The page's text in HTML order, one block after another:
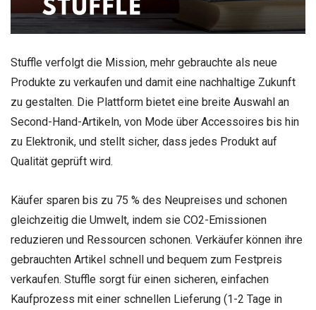
Stuffle verfolgt die Mission, mehr gebrauchte als neue
Produkte zu verkaufen und damit eine nachhaltige Zukunft
zu gestalten. Die Plattform bietet eine breite Auswahl an
Second-Hand-Artikeln, von Mode über Accessoires bis hin
zu Elektronik, und stellt sicher, dass jedes Produkt auf
Qualität geprüft wird.
Käufer sparen bis zu 75 % des Neupreises und schonen
gleichzeitig die Umwelt, indem sie CO2-Emissionen
reduzieren und Ressourcen schonen. Verkäufer können ihre
gebrauchten Artikel schnell und bequem zum Festpreis
verkaufen. Stuffle sorgt für einen sicheren, einfachen
Kaufprozess mit einer schnellen Lieferung (1-2 Tage in